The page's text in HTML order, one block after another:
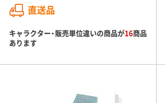
直送品
キャラクター・販売単位違いの商品が16商品
あります